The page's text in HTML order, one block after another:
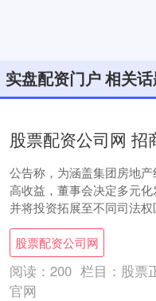
实盘配资门户 相关
公告称，为涵盖集团房地
高收益，董事会决定多元
并将投资拓展至不同司法
市场。基金将由普通合伙人
理，两者均....
股票配资公司网
阅读： 200 栏目： 股票
官网